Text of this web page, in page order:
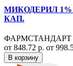
МИКОДЕРИЛ
КАП.
ФАРМСТАНДАРТ
от 848.72 р. от
В корзину